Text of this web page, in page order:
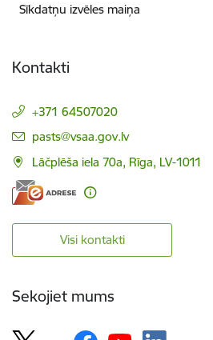
Sīkdatņu izvēles maiņa
Kontakti
+371 64507020
E-pasts:
pasts@vsaa.gov.lv
Lāčplēša iela 70a, Rīga, LV-1011
Visi kontakti
Sekojiet mums